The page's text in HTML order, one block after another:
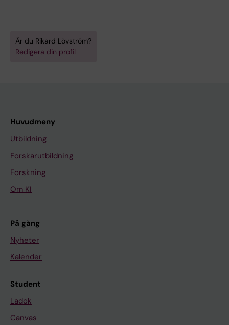
Är du Rikard Lövström?
Redigera din profil
Huvudmeny
Utbildning
Forskarutbildning
Forskning
Om KI
På gång
Nyheter
Kalender
Student
Ladok
Canvas